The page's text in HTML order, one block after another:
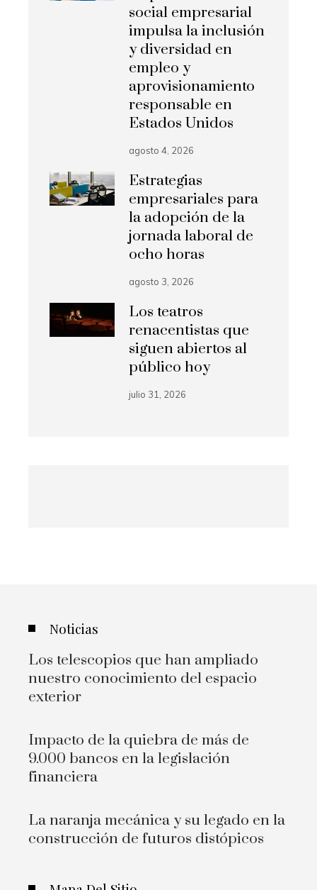
social empresarial
impulsa la inclusión
y diversidad en
empleo y
aprovisionamiento
responsable en
Estados Unidos
agosto 4, 2026
Estrategias
empresariales para
la adopción de la
jornada laboral de
ocho horas
agosto 3, 2026
Los teatros
renacentistas que
siguen abiertos al
público hoy
julio 31, 2026
Noticias
Los telescopios que han ampliado
nuestro conocimiento del espacio
exterior
Impacto de la quiebra de más de
9.000 bancos en la legislación
financiera
La naranja mecánica y su legado en la
construcción de futuros distópicos